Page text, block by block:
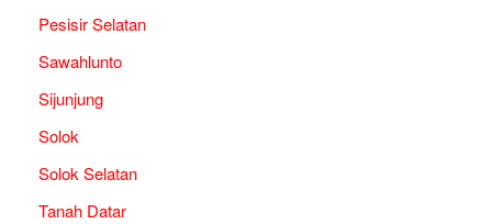
Pesisir Selatan
Sawahlunto
Sijunjung
Solok
Solok Selatan
Tanah Datar